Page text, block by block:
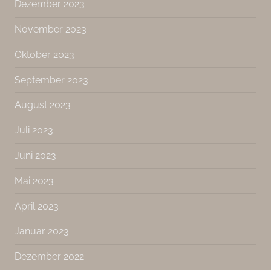
Dezember 2023
November 2023
Oktober 2023
September 2023
August 2023
Juli 2023
Juni 2023
Mai 2023
April 2023
Januar 2023
Dezember 2022